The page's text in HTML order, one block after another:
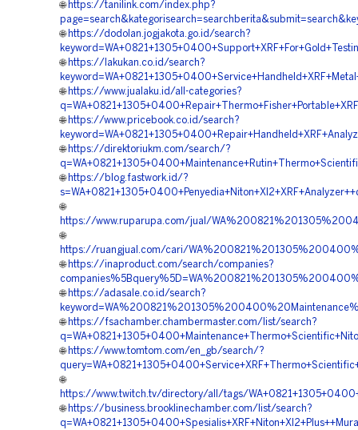
🌐 https://tanilink.com/index.php?
🌐 https://dodolan.jogjakota.go.id/search?
🌐 https://lakukan.co.id/search?
🌐 https://www.jualaku.id/all-categories?
🌐 https://www.pricebook.co.id/search?
🌐 https://direktoriukm.com/search/?
🌐 https://blog.fastwork.id/?
🌐
https://www.ruparupa.com/jual/
🌐
https://ruangjual.com/cari/
🌐 https://inaproduct.com/search/companies?
🌐 https://adasale.co.id/search?
🌐 https://fsachamber.chambermaster.com/list/search?
🌐 https://www.tomtom.com/en_gb/search/?
🌐
https://www.twitch.tv/directory/all/tags/
🌐 https://business.brooklinechamber.com/list/search?